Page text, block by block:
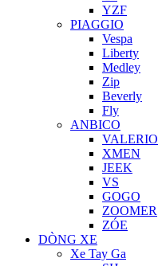
YZF
PIAGGIO
Vespa
Liberty
Medley
Zip
Beverly
Fly
ANBICO
VALERIO
XMEN
JEEK
VS
GOGO
ZOOMER
ZÓE
DÒNG XE
Xe Tay Ga